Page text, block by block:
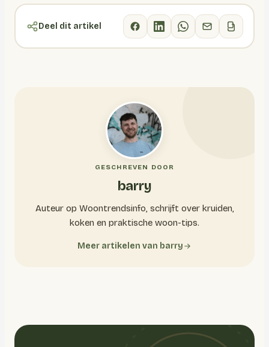
Deel dit artikel
GESCHREVEN DOOR
barry
Auteur op Woontrendsinfo, schrijft over kruiden,
koken en praktische woon-tips.
Meer artikelen van barry